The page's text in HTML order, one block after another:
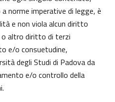
norme imperative di legge, è
e non viola alcun diritto
altro diritto di terzi
e/o consuetudine,
degli Studi di Padova da
e/o controllo della